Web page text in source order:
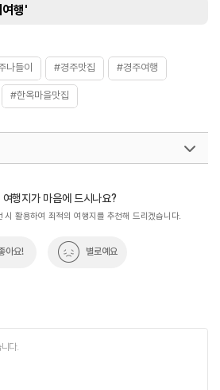
행'
나들이 #경주맛집 #경주여행
#한옥마을맛집
여행지가 마음에 드시나요?
시 활용하여 최적의 여행지를 추천해 드리겠습니다.
아요! 별로예요